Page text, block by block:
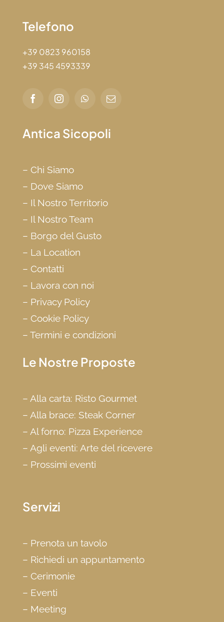
Telefono
+39 0823 960158
+39 345 4593339
Antica Sicopoli
– Chi Siamo
– Dove Siamo
– Il Nostro Territorio
– Il Nostro Team
– Borgo del Gusto
– La Location
– Contatti
– Lavora con noi
– Privacy Policy
– Cookie Policy
– Termini e condizioni
Le Nostre Proposte
– Alla carta: Risto Gourmet
– Alla brace: Steak Corner
– Al forno: Pizza Experience
– Agli eventi: Arte del ricevere
– Prossimi eventi
Servizi
– Prenota un tavolo
– Richiedi un appuntamento
– Cerimonie
– Eventi
– Meeting